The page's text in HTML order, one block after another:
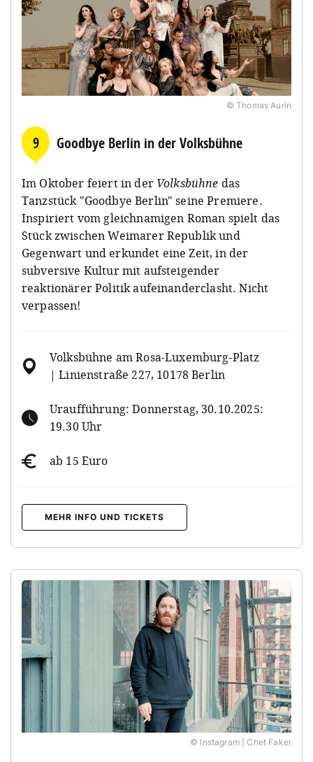
© Thomas Aurin
9 Goodbye Berlin in der Volksbühne
Im Oktober feiert in der Volksbühne das
Tanzstück "Goodbye Berlin" seine Premiere.
Inspiriert vom gleichnamigen Roman spielt das
Stück zwischen Weimarer Republik und
Gegenwart und erkundet eine Zeit, in der
subversive Kultur mit aufsteigender
reaktionärer Politik aufeinanderclasht. Nicht
verpassen!
Volksbühne am Rosa-Luxemburg-Platz
| Linienstraße 227, 10178 Berlin
Uraufführung: Donnerstag, 30.10.2025:
19.30 Uhr
ab 15 Euro
MEHR INFO UND TICKETS
© Instagram | Chet Faker